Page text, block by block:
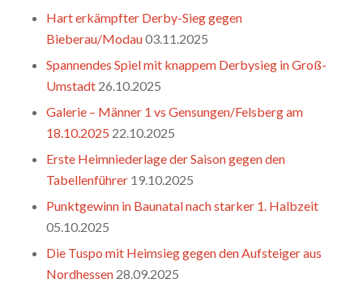
Hart erkämpfter Derby-Sieg gegen
Bieberau/Modau03.11.2025
Spannendes Spiel mit knappem Derbysieg in Groß-
Umstadt 26.10.2025
Galerie – Männer 1 vs Gensungen/Felsberg am
18.10.2025 22.10.2025
Erste Heimniederlage der Saison gegen den
Tabellenführer 19.10.2025
Punktgewinn in Baunatal nach starker 1. Halbzeit
05.10.2025
Die Tuspo mit Heimsieg gegen den Aufsteiger aus
Nordhessen 28.09.2025